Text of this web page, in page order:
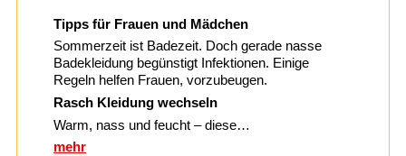
Tipps für Frauen und Mädchen
Sommerzeit ist Badezeit. Doch gerade nasse
Badekleidung begünstigt Infektionen. Einige
Regeln helfen Frauen, vorzubeugen.
Rasch Kleidung wechseln
Warm, nass und feucht – diese…
mehr